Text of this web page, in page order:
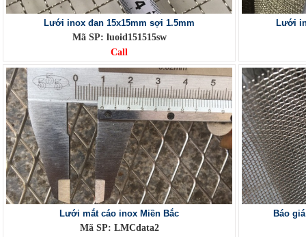
Lưới inox đan 15x15mm sợi 1.5mm
Mã SP: luoid151515sw
Call
Lưới
Lưới mắt cáo inox Miền Bắc
Mã SP: LMCdata2
Báo